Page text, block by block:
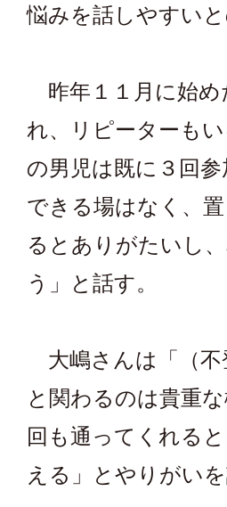
悩みを話しやすいと
昨年１１月に始め
れ、リピーターも
の男児は既に３回
できる場はなく、
るとありがたいし
う」と話す。
大嶋さんは「（不
と関わるのは貴重
回も通ってくれる
える」とやりがいを